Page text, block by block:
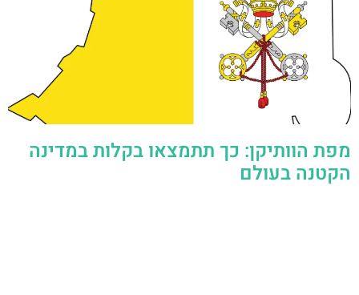
מפת הוותיקן: כך תתמצאו בקלות במדינה
הקטנה בעולם